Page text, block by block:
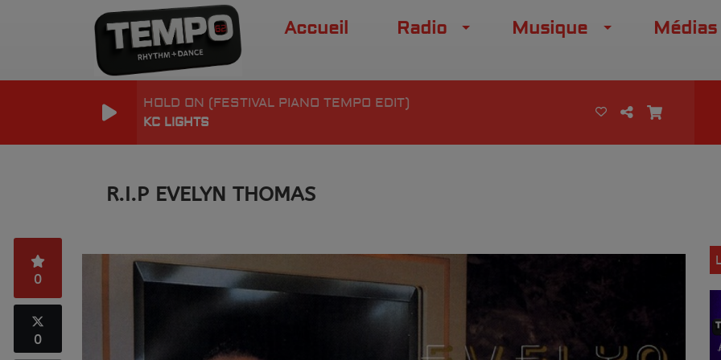
Accueil Radio Musique Médias
HOLD ON (FESTIVAL PIANO TEMPO EDIT)
KC LIGHTS
R.I.P EVELYN THOMAS
0
0